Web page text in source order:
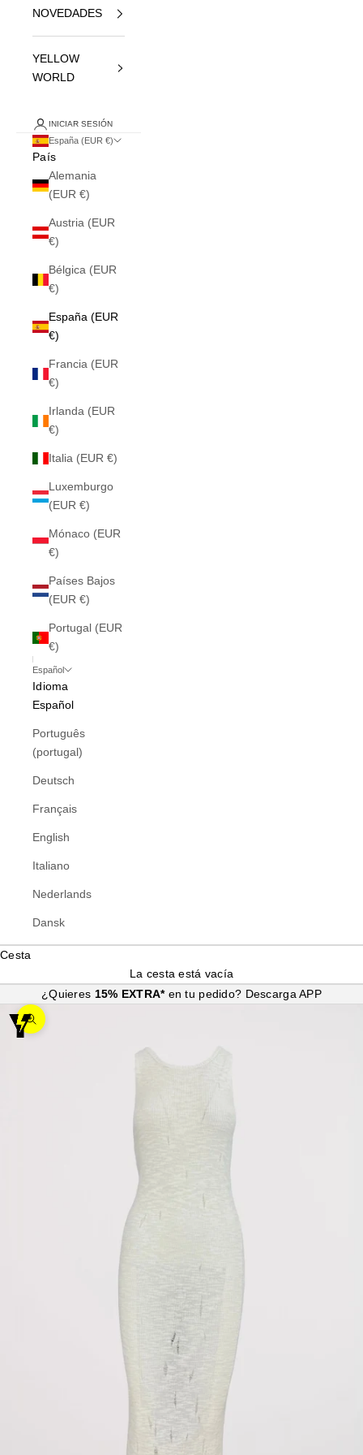
NOVEDADES
YELLOW
WORLD
INICIAR SESIÓN
España (EUR €)
País
Alemania
(EUR €)
Austria (EUR
€)
Bélgica (EUR
€)
España (EUR
€)
Francia (EUR
€)
Irlanda (EUR
€)
Italia (EUR €)
Luxemburgo
(EUR €)
Mónaco (EUR
€)
Países Bajos
(EUR €)
Portugal (EUR
€)
Español
Idioma
Español
Português
(portugal)
Deutsch
Français
English
Italiano
Nederlands
Dansk
Cesta
La cesta está vacía
¿Quieres 15% EXTRA* en tu pedido? Descarga APP
Zoom